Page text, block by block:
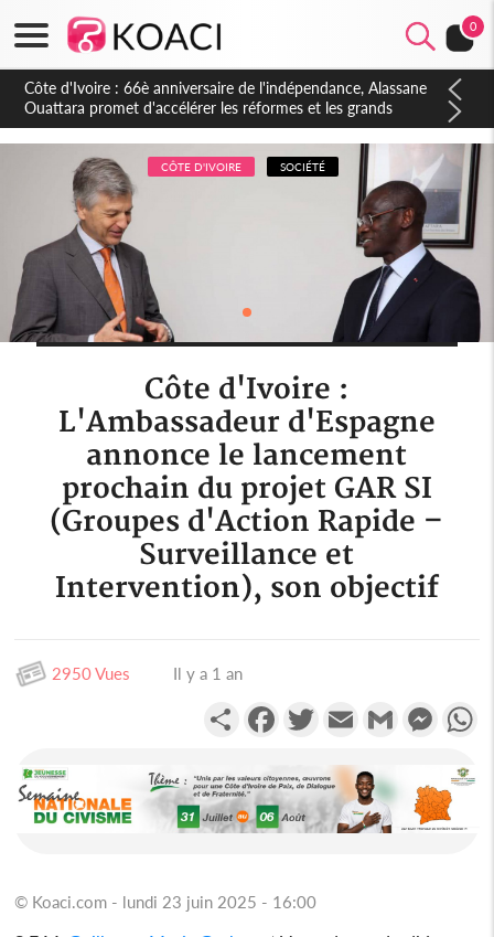
0
Côte d'Ivoire : À Abidjan, Amadou Oury Bah admire le modèle
ivoirien et veut s'en inspirer pour accélérer le développement
de la Guinée
CÔTE D'IVOIRE SOCIÉTÉ
Côte d'Ivoire :
L'Ambassadeur d'Espagne
annonce le lancement
prochain du projet GAR SI
(Groupes d'Action Rapide –
Surveillance et
Intervention), son objectif
2950 Vues Il y a 1 an
PartagerFacebookTwitterEmail Gmail
© Koaci.com - lundi 23 juin 2025 - 16:00